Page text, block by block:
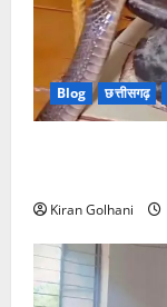
Blog छत्तीसगढ़
Kiran Golhani